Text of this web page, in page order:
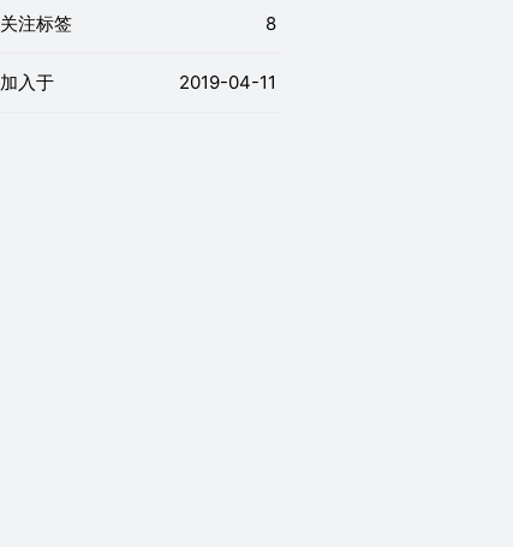
关注标签 8
加入于 2019-04-11